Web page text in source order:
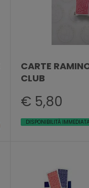
CARTE
CLUB
€ 5,80
DISPONIBILITÀ IMMEDIATA